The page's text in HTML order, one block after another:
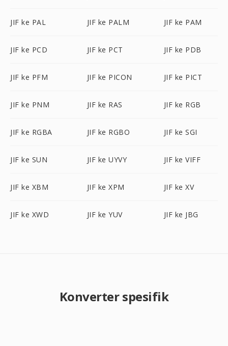
JIF ke PAL JIF ke PALM JIF ke PAM
JIF ke PCD JIF ke PCT JIF ke PDB
JIF ke PFM JIF ke PICON JIF ke PICT
JIF ke PNM JIF ke RAS JIF ke RGB
JIF ke RGBA JIF ke RGBO JIF ke SGI
JIF ke SUN JIF ke UYVY JIF ke VIFF
JIF ke XBM JIF ke XPM JIF ke XV
JIF ke XWD JIF ke YUV JIF ke JBG
Konverter spesifik